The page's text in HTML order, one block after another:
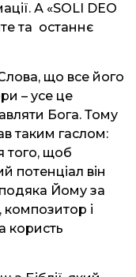
А «SOLI DEO
та останнє
що все його
– усе це
Бога. Тому
таким гаслом:
того, щоб
потенціал він
подяка Йому за
композитор і
користь